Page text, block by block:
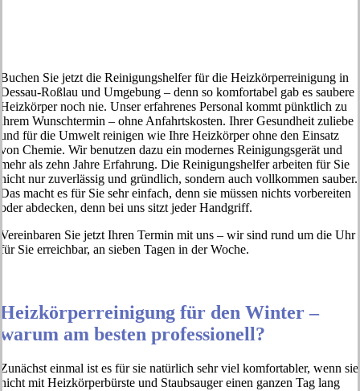
Buchen Sie jetzt die Reinigungshelfer für die Heizkörperreinigung in
Dessau-Roßlau und Umgebung – denn so komfortabel gab es saubere
Heizkörper noch nie. Unser erfahrenes Personal kommt pünktlich zu
ihrem Wunschtermin – ohne Anfahrtskosten. Ihrer Gesundheit zuliebe
und für die Umwelt reinigen wie Ihre Heizkörper ohne den Einsatz
von Chemie. Wir benutzen dazu ein modernes Reinigungsgerät und
mehr als zehn Jahre Erfahrung. Die Reinigungshelfer arbeiten für Sie
nicht nur zuverlässig und gründlich, sondern auch vollkommen sauber.
Das macht es für Sie sehr einfach, denn sie müssen nichts vorbereiten
oder abdecken, denn bei uns sitzt jeder Handgriff.
Vereinbaren Sie jetzt Ihren Termin mit uns – wir sind rund um die Uhr
für Sie erreichbar, an sieben Tagen in der Woche.
Heizkörperreinigung für den Winter –
warum am besten professionell?
Zunächst einmal ist es für sie natürlich sehr viel komfortabler, wenn sie
nicht mit Heizkörperbürste und Staubsauger einen ganzen Tag lang